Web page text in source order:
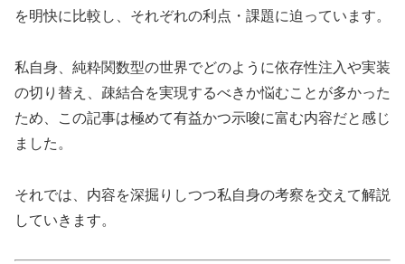
を明快に比較し、それぞれの利点・課題に迫っています。
私自身、純粋関数型の世界でどのように依存性注入や実装
の切り替え、疎結合を実現するべきか悩むことが多かった
ため、この記事は極めて有益かつ示唆に富む内容だと感じ
ました。
それでは、内容を深掘りしつつ私自身の考察を交えて解説
していきます。